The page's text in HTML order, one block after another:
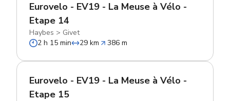
Eurovelo - EV19 - La Meuse à Vélo -
Etape 14
Haybes > Givet
2 h 15 min
29 km 386 m
Eurovelo - EV19 - La Meuse à Vélo -
Etape 15